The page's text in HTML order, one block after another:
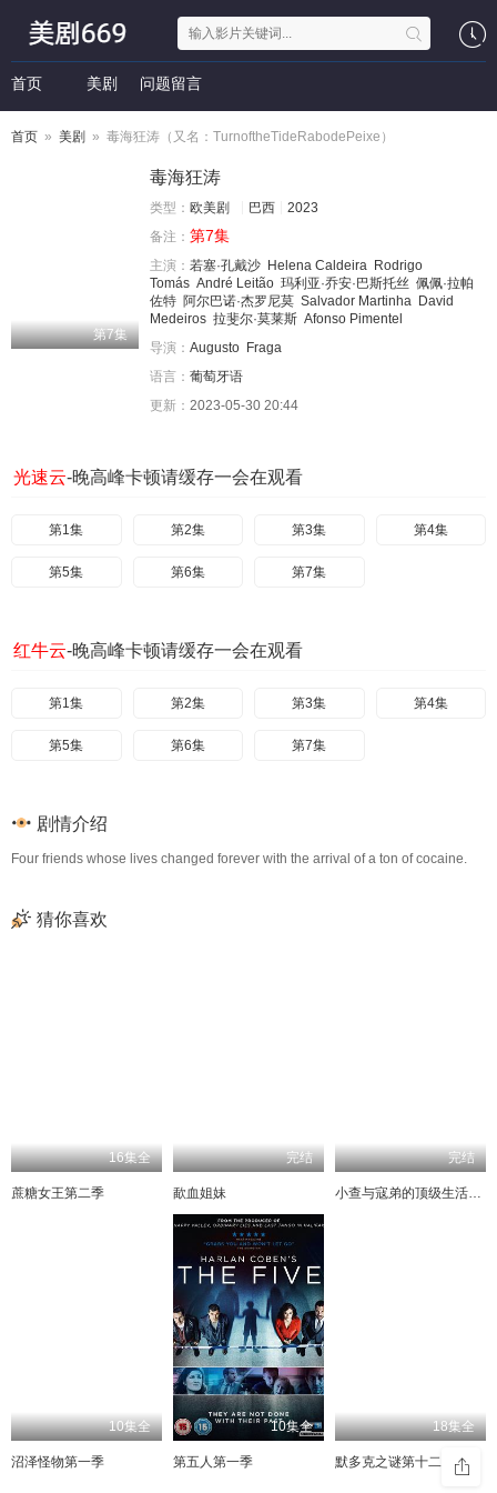
首页 美剧 问题留言
首页 » 美剧 » 毒海狂涛（又名：TurnoftheTideRabodePeixe）
第7集
毒海狂涛
类型： 欧美剧 巴西
2023
备注： 第7集
主演： 若塞·孔戴沙 Helena Caldeira Rodrigo
Tomás André Leitão 玛利亚·乔安·巴斯托丝 佩佩·拉帕
佐特 阿尔巴诺·杰罗尼莫 Salvador Martinha David
Medeiros 拉斐尔·莫莱斯 Afonso Pimentel
导演： Augusto Fraga
语言： 葡萄牙语
更新： 2023-05-30 20:44
光速云-晚高峰卡顿请缓存一会在观看
第1集 第2集 第3集 第4集
第5集 第6集 第7集
红牛云-晚高峰卡顿请缓存一会在观看
第1集 第2集 第3集 第4集
第5集 第6集 第7集
剧情介绍
Four friends whose lives changed forever with the arrival of a ton of cocaine.
猜你喜欢
16集全
蔗糖女王第二季
完结
歃血姐妹
完结
小查与寇弟的顶级生活第一季
10集全
沼泽怪物第一季
10集全
第五人第一季
18集全
默多克之谜第十二季